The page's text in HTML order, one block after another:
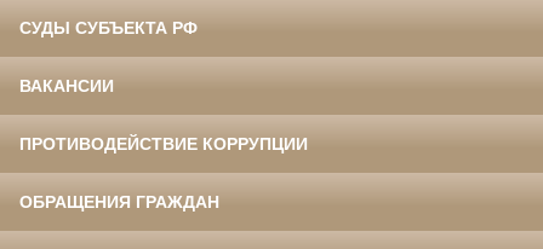
СУДЫ СУБЪЕКТА РФ
ВАКАНСИИ
ПРОТИВОДЕЙСТВИЕ КОРРУПЦИИ
ОБРАЩЕНИЯ ГРАЖДАН